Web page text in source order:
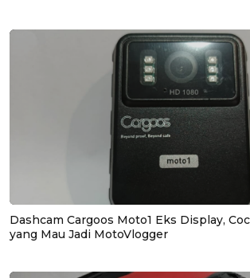
Dashcam Cargoos Moto1 Eks Display,
yang Mau Jadi MotoVlogger